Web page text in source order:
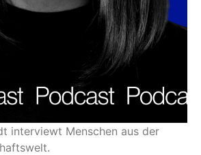
interviewt Menschen aus der